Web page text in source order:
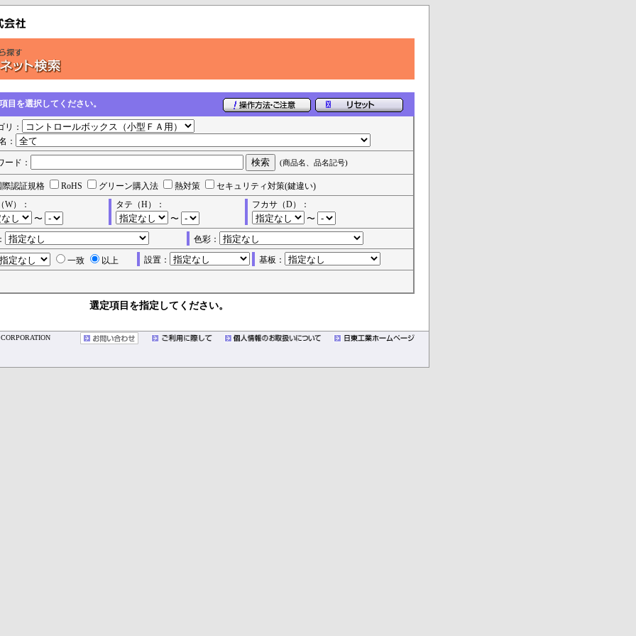
目を選択してください。
リ：
：
ード： (商品名、品名記号)
際認証規格 RoHS グリーン購入法 熱対策 セキュリティ対策(鍵違い)
W）：
〜
タテ（H）：
〜
フカサ（D）：
〜
色彩：
一致 以上 設置： 基板：
選定項目を指定してください。